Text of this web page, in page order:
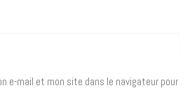
e-mail et mon site dans le navigateur pour